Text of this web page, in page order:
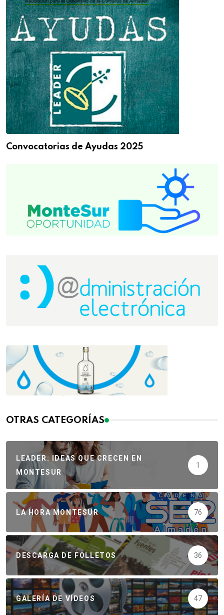
Convocatorias de Ayudas 2025
OTRAS CATEGORÍAS
LEADER: IDEAS QUE CRECEN EN
MONTESUR
1
LA HORA MONTESUR 76
DESCARGA DE FOLLETOS 36
GALERÍA DE VÍDEOS 47